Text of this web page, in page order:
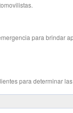
para brindar
para determinar